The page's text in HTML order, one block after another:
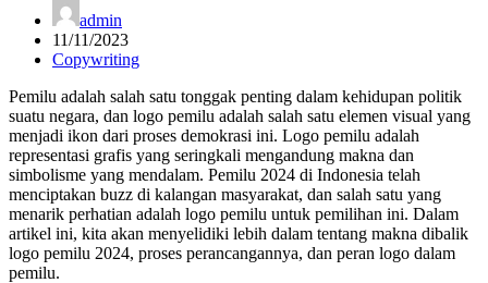
admin
11/11/2023
Copywriting
Pemilu adalah salah satu tonggak penting dalam kehidupan politik
suatu negara, dan logo pemilu adalah salah satu elemen visual yang
menjadi ikon dari proses demokrasi ini. Logo pemilu adalah
representasi grafis yang seringkali mengandung makna dan
simbolisme yang mendalam. Pemilu 2024 di Indonesia telah
menciptakan buzz di kalangan masyarakat, dan salah satu yang
menarik perhatian adalah logo pemilu untuk pemilihan ini. Dalam
artikel ini, kita akan menyelidiki lebih dalam tentang makna dibalik
logo pemilu 2024, proses perancangannya, dan peran logo dalam
pemilu.